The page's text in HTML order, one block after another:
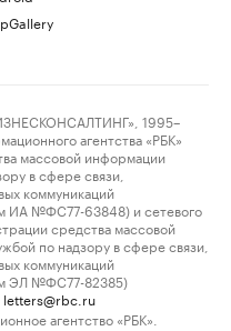
1995–
агентства «РБК»
массовой информации
в сфере связи,
коммуникаций
ИА №ФС77-63848) и сетевого
средства массовой
по надзору в сфере связи,
коммуникаций
ЭЛ №ФС77-82385)
letters@rbc.ru
агентство «РБК».